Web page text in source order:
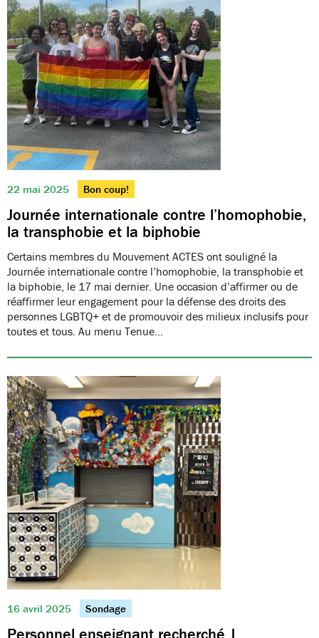
22 mai 2025 Bon coup!
Journée internationale contre l’homophobie,
la transphobie et la biphobie
Certains membres du Mouvement ACTES ont souligné la
Journée internationale contre l’homophobie, la transphobie et
la biphobie, le 17 mai dernier. Une occasion d’affirmer ou de
réaffirmer leur engagement pour la défense des droits des
personnes LGBTQ+ et de promouvoir des milieux inclusifs pour
toutes et tous. Au menu Tenue…
16 avril 2025 Sondage
Personnel enseignant recherché |